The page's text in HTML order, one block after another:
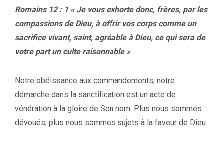
Romains 12 : 1 « Je vous exhorte donc, frères, par les
compassions de Dieu, à offrir vos corps comme un
sacrifice vivant, saint, agréable à Dieu, ce qui sera de
votre part un culte raisonnable »
Notre obéissance aux commandements, notre
démarche dans la sanctification est un acte de
vénération à la gloire de Son nom. Plus nous sommes
dévoués, plus nous sommes sujets à la faveur de Dieu.